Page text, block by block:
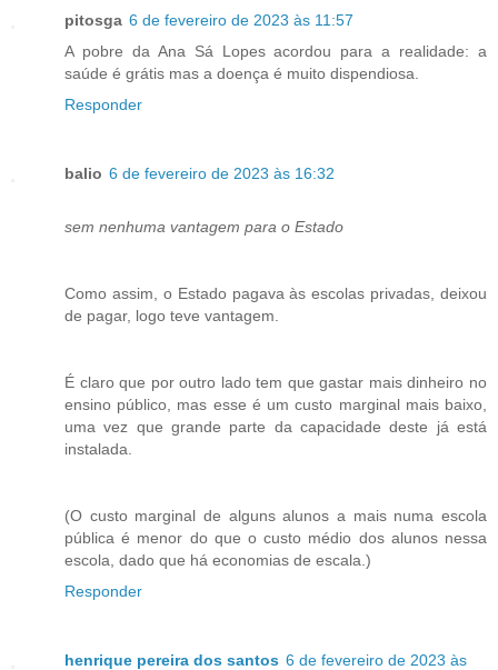
pitosga 6 de fevereiro de 2023 às 11:57
A pobre da Ana Sá Lopes acordou para a realidade: a
saúde é grátis mas a doença é muito dispendiosa.
Responder
balio 6 de fevereiro de 2023 às 16:32
sem nenhuma vantagem para o Estado
Como assim, o Estado pagava às escolas privadas, deixou
de pagar, logo teve vantagem.
É claro que por outro lado tem que gastar mais dinheiro no
ensino público, mas esse é um custo marginal mais baixo,
uma vez que grande parte da capacidade deste já está
instalada.
(O custo marginal de alguns alunos a mais numa escola
pública é menor do que o custo médio dos alunos nessa
escola, dado que há economias de escala.)
Responder
henrique pereira dos santos 6 de fevereiro de 2023 às